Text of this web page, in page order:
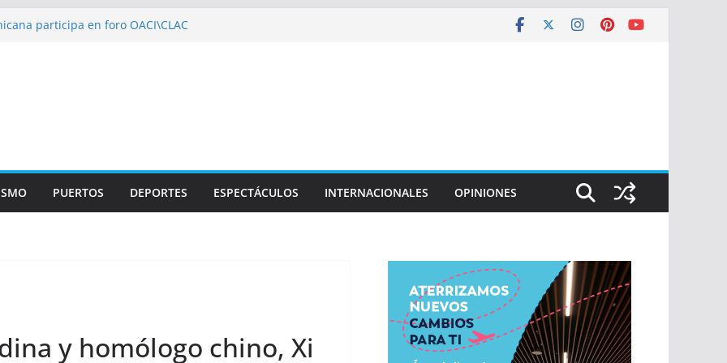
participa en foro OACI\CLAC
en normas de calidad ISO
multidisciplinario operativo médico
PUERTOS DEPORTES ESPECTÁCULOS INTERNACIONALES OPINIONES
y homólogo chino, Xi